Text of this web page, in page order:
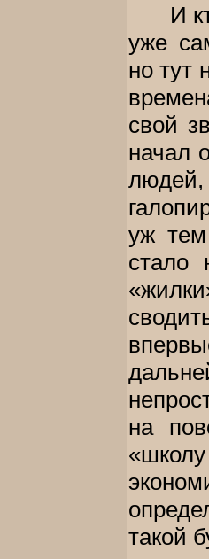
И
уже
но тут
свой
начал
уж тем
на
такой